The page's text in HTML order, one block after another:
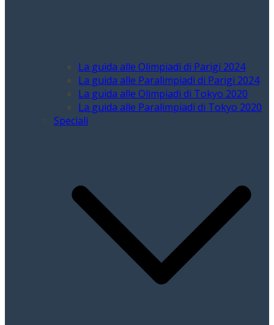
La guida alle Olimpiadi di Parigi 2024
La guida alle Paralimpiadi di Parigi 2024
La guida alle Olimpiadi di Tokyo 2020
La guida alle Paralimpiadi di Tokyo 2020
Speciali